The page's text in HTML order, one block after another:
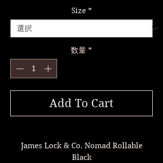
Size *
数量 *
Add To Cart
James Lock & Co. Nomad Rollable
Black